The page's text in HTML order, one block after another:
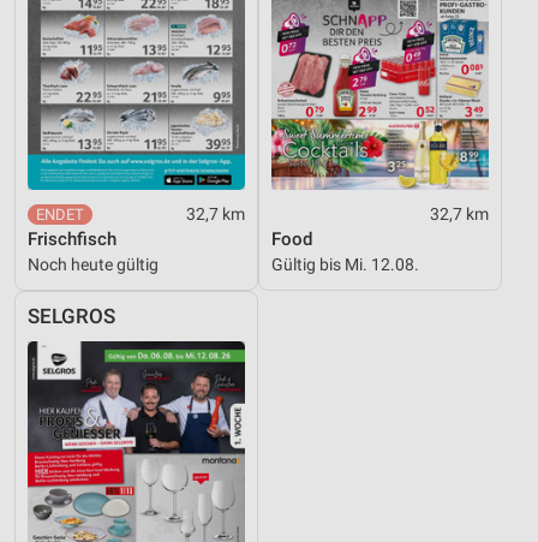
32,7 km
Frischfisch
Noch heute gültig
32,7 km
Food
Gültig bis Mi. 12.08.
SELGROS